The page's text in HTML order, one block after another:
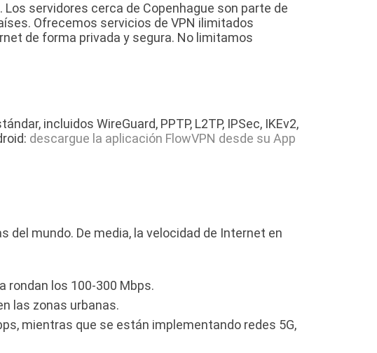
servidores cerca de Copenhague son parte de
Ofrecemos servicios de VPN ilimitados
de forma privada y segura. No limitamos
incluidos WireGuard, PPTP, L2TP, IPSec, IKEv2,
descargue la aplicación FlowVPN desde su App
mundo. De media, la velocidad de Internet en
rondan los 100-300 Mbps.
las zonas urbanas.
mientras que se están implementando redes 5G,